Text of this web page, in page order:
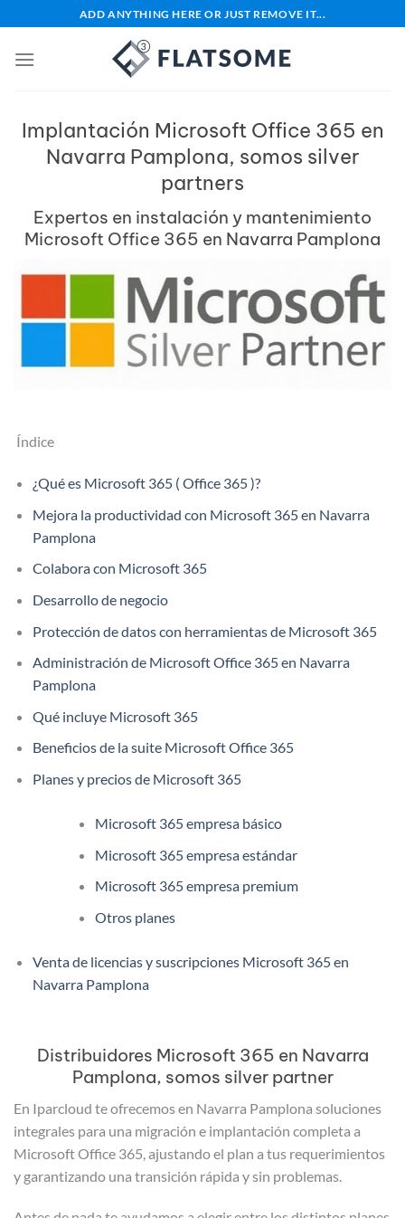
al
contenido
ADD ANYTHING HERE OR JUST REMOVE IT...
Implantación Microsoft Office 365 en
Navarra Pamplona, somos silver
partners
Expertos en instalación y mantenimiento
Microsoft Office 365 en Navarra Pamplona
Índice
¿Qué es Microsoft 365 ( Office 365 )?
Mejora la productividad con Microsoft 365 en Navarra
Pamplona
Colabora con Microsoft 365
Desarrollo de negocio
Protección de datos con herramientas de Microsoft 365
Administración de Microsoft Office 365 en Navarra
Pamplona
Qué incluye Microsoft 365
Beneficios de la suite Microsoft Office 365
Planes y precios de Microsoft 365
Microsoft 365 empresa básico
Microsoft 365 empresa estándar
Microsoft 365 empresa premium
Otros planes
Venta de licencias y suscripciones Microsoft 365 en
Navarra Pamplona
Distribuidores Microsoft 365 en Navarra
Pamplona, somos silver partner
En Iparcloud te ofrecemos en Navarra Pamplona soluciones
integrales para una migración e implantación completa a
Microsoft Office 365, ajustando el plan a tus requerimientos
y garantizando una transición rápida y sin problemas.